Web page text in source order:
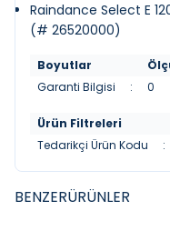
Raindance Select E
(# 26520000)
Boyutlar
Garanti Bilgisi
: 0
Ürün Filtreleri
Tedarikçi Ürün Kodu
:
BENZERÜRÜNLER